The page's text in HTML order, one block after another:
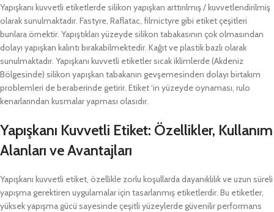
Yapışkanı kuvvetli etiketlerde silikon yapışkan arttırılmış / kuvvetlendirilmiş
olarak sunulmaktadır. Fastyre, Raflatac, filmictyre gibi etiket çeşitleri
bunlara örnektir. Yapıştıkları yüzeyde silikon tabakasının çok olmasından
dolayı yapışkan kalıntı bırakabilmektedir. Kağıt ve plastik bazlı olarak
sunulmaktadır. Yapışkanı kuvvetli etiketler sıcak iklimlerde (Akdeniz
Bölgesinde) silikon yapışkan tabakanın gevşemesinden dolayı birtakım
problemleri de beraberinde getirir. Etiket ‘in yüzeyde oynaması, rulo
kenarlarından kusmalar yapması olasıdır.
Yapışkanı Kuvvetli Etiket: Özellikler, Kullanım
Alanları ve Avantajları
Yapışkanı kuvvetli etiket, özellikle zorlu koşullarda dayanıklılık ve uzun süreli
yapışma gerektiren uygulamalar için tasarlanmış etiketlerdir. Bu etiketler,
yüksek yapışma gücü sayesinde çeşitli yüzeylerde güvenilir performans